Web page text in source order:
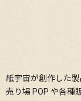
紙宇宙が創作した
売り場 POP や各種